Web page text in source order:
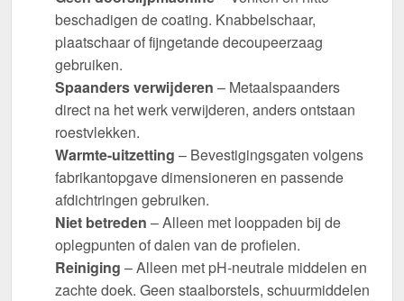
beschadigen de coating. Knabbelschaar,
plaatschaar of fijngetande decoupeerzaag
gebruiken.
Spaanders verwijderen – Metaalspaanders
direct na het werk verwijderen, anders ontstaan
roestvlekken.
Warmte-uitzetting – Bevestigingsgaten volgens
fabrikantopgave dimensioneren en passende
afdichtringen gebruiken.
Niet betreden – Alleen met looppaden bij de
oplegpunten of dalen van de profielen.
Reiniging – Alleen met pH-neutrale middelen en
zachte doek. Geen staalborstels, schuurmiddelen